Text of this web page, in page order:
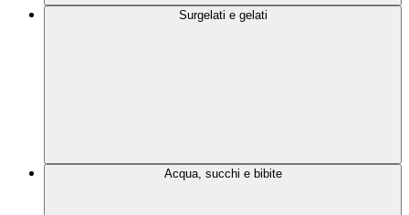
Surgelati e gelati
Acqua, succhi e bibite